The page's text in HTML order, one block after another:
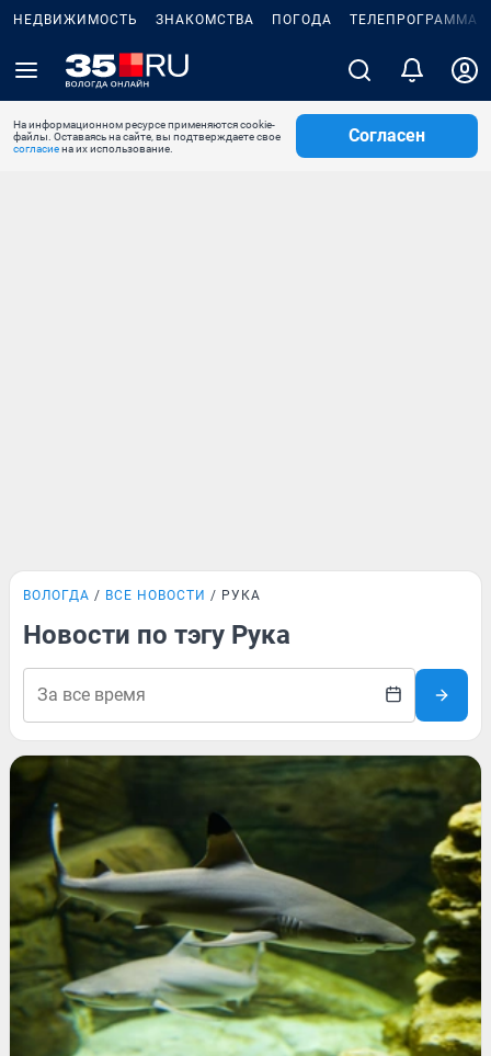
НЕДВИЖИМОСТЬ ЗНАКОМСТВА ПОГОДА ТЕЛЕПРОГРАММА
На информационном ресурсе применяются cookie-
файлы. Оставаясь на сайте, вы подтверждаете свое
согласиена их использование.
Согласен
ВОЛОГДА ВСЕ НОВОСТИ РУКА
Новости по тэгу Рука